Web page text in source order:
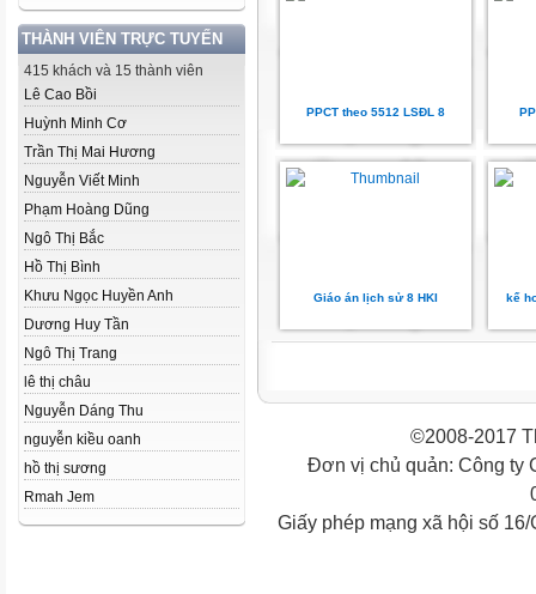
THÀNH VIÊN TRỰC TUYẾN
415 khách và 15 thành viên
Lê Cao Bồi
Huỳnh Minh Cơ
Trần Thị Mai Hương
Nguyễn Viết Minh
Phạm Hoàng Dũng
Ngô Thị Bắc
Hồ Thị Bình
Khưu Ngọc Huyền Anh
Dương Huy Tần
Ngô Thị Trang
lê thị châu
Nguyễn Dáng Thu
nguyễn kiều oanh
hồ thị sương
Rmah Jem
PPCT theo 5512 LSĐL 8
Giáo án lịch sử 8 HKI kế
©2008-2017
Đơn vị chủ quản: Công ty
Giấy phép mạng xã hội số